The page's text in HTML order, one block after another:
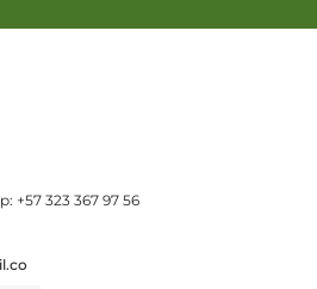
+57 323 367 97 56